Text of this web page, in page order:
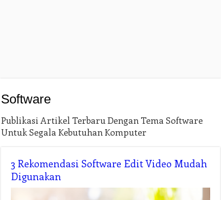
Software
Publikasi Artikel Terbaru Dengan Tema Software
Untuk Segala Kebutuhan Komputer
3 Rekomendasi Software Edit Video Mudah
Digunakan